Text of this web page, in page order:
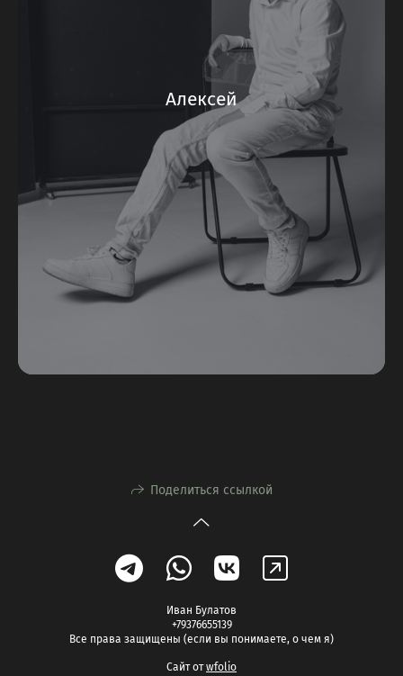
Алексей
Поделиться ссылкой
Иван Булатов
+79376655139
Все права защищены (если вы понимаете, о чем я)
Сайт отwfolio